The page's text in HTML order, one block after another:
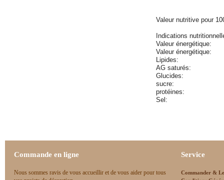
Valeur nutritive pour
Indications
Valeur énergétique:
Valeur énergétique:
Lipides:
AG saturés:
Glucides:
sucre:
protéines:
Sel:
Commande en ligne
Nous sommes ravis de vous accueillir et de vous aider pour tous
Service
Commander &